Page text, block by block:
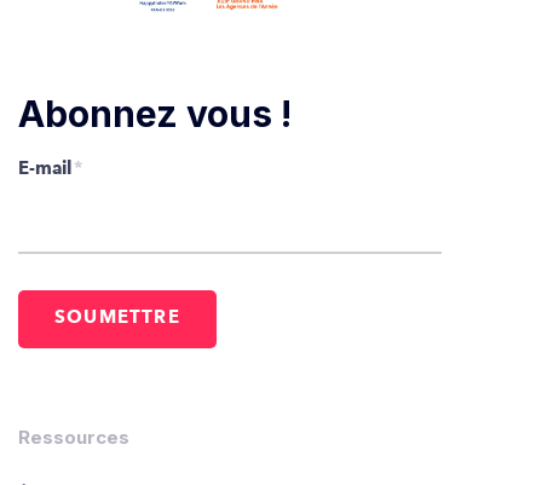
Abonnez vous !
E-mail *
Ressources